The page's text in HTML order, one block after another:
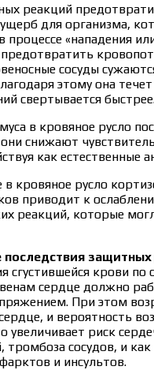
реакций
для организма,
процессе «нападения
сосуды
этому она
свертывается
в кровяное русло
снижают
как естественные
в кровяное русло
приводит к
реакций, которые
последствия
сгустившейся крови по
сердце должно
При этом
и вероятность
увеличивает риск
тромбоза сосудов, и как
и инсультов.